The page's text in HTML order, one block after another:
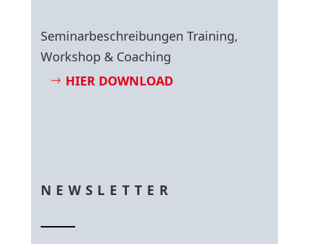
Seminarbeschreibungen Training,
Workshop & Coaching
HIER DOWNLOAD
NEWSLETTER